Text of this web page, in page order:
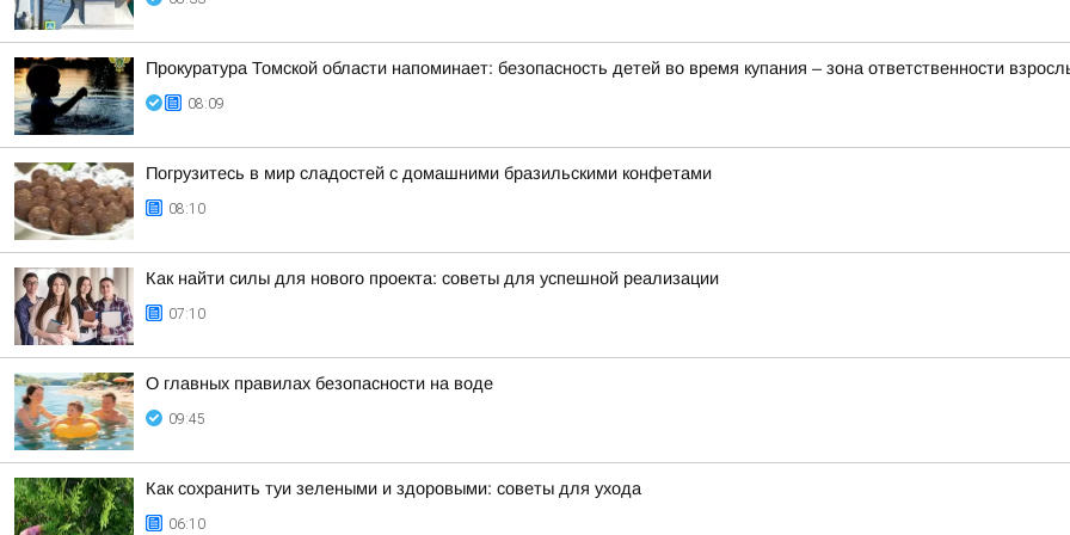
Прокуратура Томской области напоминает: безопасность детей во время купания – зона ответственности
08:09
Погрузитесь в мир сладостей с домашними бразильскими конфетами
08:10
Как найти силы для нового проекта: советы для успешной реализации
07:10
О главных правилах безопасности на воде
09:45
Как сохранить туи зелеными и здоровыми: советы для ухода
06:10